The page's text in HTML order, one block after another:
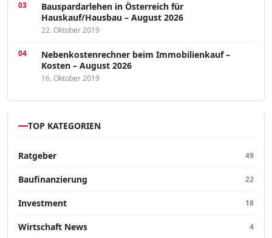
Bauspardarlehen in Österreich für
Hauskauf/Hausbau – August 2026
22. Oktober 2019
Nebenkostenrechner beim Immobilienkauf –
Kosten – August 2026
16. Oktober 2019
TOP KATEGORIEN
Ratgeber 49
Baufinanzierung 22
Investment 18
Wirtschaft News 4